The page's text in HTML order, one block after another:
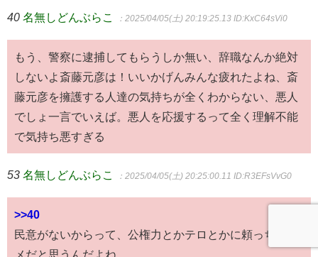
40 名無しどんぶらこ ：2025/04/05(土) 20:19:25.13 ID:KxC64sVi0
もう、警察に逮捕してもらうしか無い、辞職なんか絶対
しないよ斎藤元彦は！いいかげんみんな疲れたよね、斎
藤元彦を擁護する人達の気持ちが全くわからない、悪人
でしょ一言でいえば。悪人を応援するって全く理解不能
で気持ち悪すぎる
53 名無しどんぶらこ ：2025/04/05(土) 20:25:00.11 ID:R3EFsVvG0
>>40
民意がないからって、公権力とかテロとかに頼っちゃダ
メだと思うんだよね